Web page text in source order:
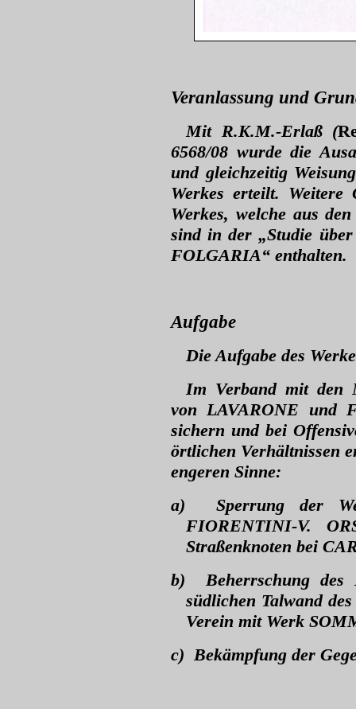
Veranlassung und
Mit R.K.M.-Erlaß (
6568/08 wurde die
und gleichzeitig
Werkes erteilt.
Werkes, welche aus
sind in der „Studie
FOLGARIA“ enthalten.
Aufgabe
Die Aufgabe des
Im Verband mit den
von LAVARONE und
sichern und bei
örtlichen Verhältnissen
engeren Sinne:
a)
Sperrung der
FIORENTINI-V.
Straßenknoten bei
b)
Beherrschung
südlichen Talwand
Verein mit Werk
c) Bekämpfung der